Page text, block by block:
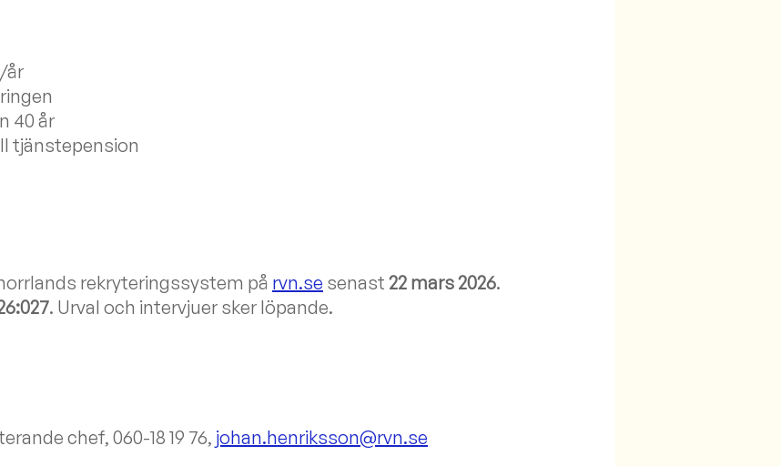
år
40 år
tjänstepension
rekryteringssystem på rvn.se senast 22 mars 2026.
. Urval och intervjuer sker löpande.
chef, 060-18 19 76, johan.henriksson@rvn.se